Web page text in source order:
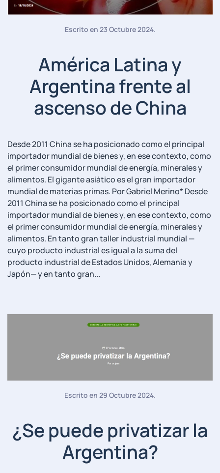
Escrito en 23 Octubre 2024.
América Latina y
Argentina frente al
ascenso de China
Desde 2011 China se ha posicionado como el principal
importador mundial de bienes y, en ese contexto, como
el primer consumidor mundial de energía, minerales y
alimentos. El gigante asiático es el gran importador
mundial de materias primas. Por Gabriel Merino* Desde
2011 China se ha posicionado como el principal
importador mundial de bienes y, en ese contexto, como
el primer consumidor mundial de energía, minerales y
alimentos. En tanto gran taller industrial mundial —
cuyo producto industrial es igual a la suma del
producto industrial de Estados Unidos, Alemania y
Japón— y en tanto gran...
Escrito en 29 Octubre 2024.
¿Se puede privatizar la
Argentina?